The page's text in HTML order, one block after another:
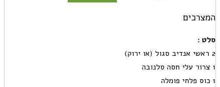
המצרכים
סלט :
2 ראשי אנדיב סגול (או ירוק)
1 צרור עלי חסה סלנובה
1 כוס פלחי פומלה